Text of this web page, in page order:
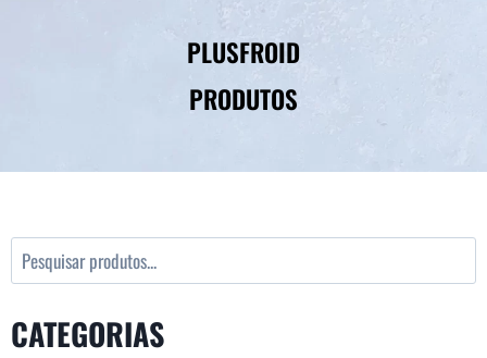
PLUSFROID
PRODUTOS
CATEGORIAS